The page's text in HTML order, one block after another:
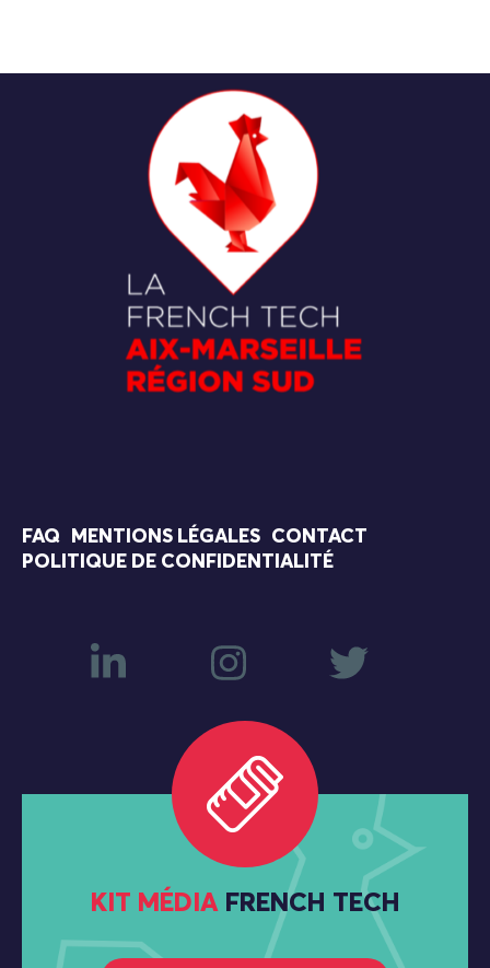
FAQ MENTIONS LÉGALES
CONTACT
POLITIQUE DE CONFIDENTIALITÉ
KIT MÉDIA FRENCH TECH